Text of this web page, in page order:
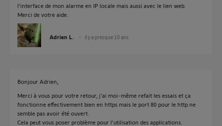
l'interface de mon alarme en IP locale mais aussi avec le lien web.
Merci de votre aide.
Adrien L. il y a presque 10 ans
Bonjour Adrien,
Merci à vous pour votre retour, j'ai moi-même refait les essais et ça
fonctionne effectivement bien en https mais le port 80 pour le http ne
semble pas avoir été ouvert.
Cela peut vous poser problème pour l'utilisation des applications.